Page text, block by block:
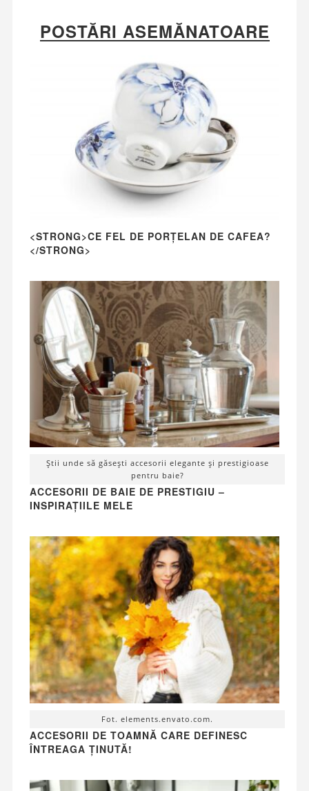
POSTĂRI ASEMĂNATOARE
<STRONG>CE FEL DE PORȚELAN DE CAFEA?
</STRONG>
Știi unde să găsești accesorii elegante și prestigioase
pentru baie?
ACCESORII DE BAIE DE PRESTIGIU –
INSPIRAȚIILE MELE
Fot. elements.envato.com.
ACCESORII DE TOAMNĂ CARE DEFINESC
ÎNTREAGA ȚINUTĂ!